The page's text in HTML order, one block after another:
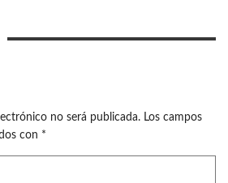
no será publicada. Los campos
con *